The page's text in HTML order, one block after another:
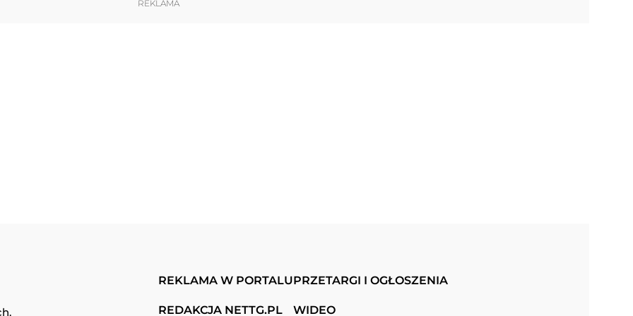
REKLAMA
REKLAMA W PORTALU
REDAKCJA NETTG.PL
PRZETARGI I OGŁOSZENIA
WIDEO